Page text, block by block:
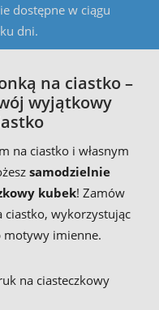
dostępne w ciągu
dni.
na ciastko –
wyjątkowy
na ciastko i własnym
samodzielnie
kubek! Zamów
ciastko, wykorzystując
motywy imienne.
na ciasteczkowy